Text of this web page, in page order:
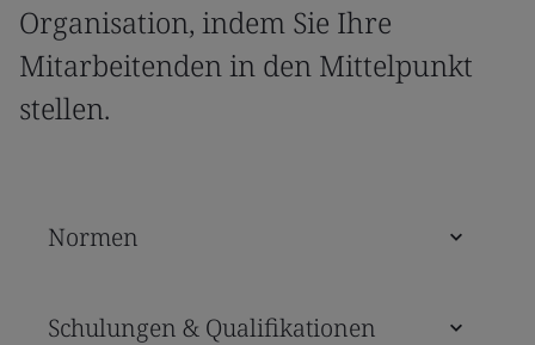
Organisation, indem Sie Ihre
Mitarbeitenden in den Mittelpunkt
stellen.
Normen
Schulungen & Qualifikationen